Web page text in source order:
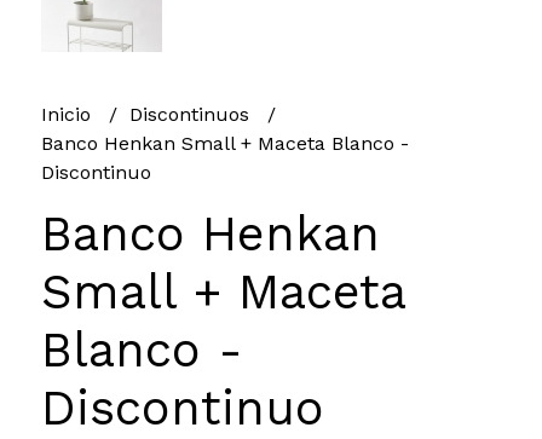
Inicio
Discontinuos
Banco Henkan Small + Maceta Blanco -
Discontinuo
Banco Henkan
Small + Maceta
Blanco -
Discontinuo